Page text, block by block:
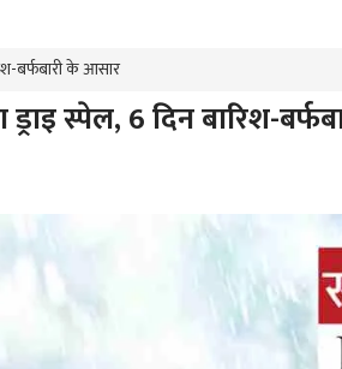
बर्फबारी के आसार
स्पेल, 6 दिन बारिश-